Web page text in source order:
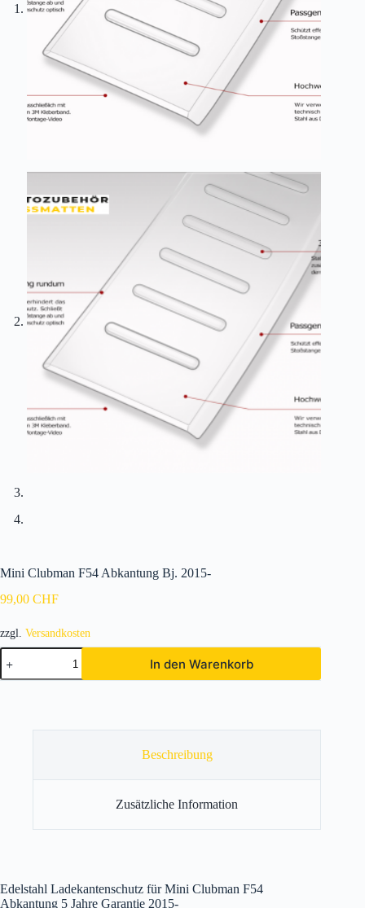
Mini Clubman F54 Abkantung Bj. 2015-
99,00 CHF
zzgl. Versandkosten
Mini
Clubman
F54
In den Warenkorb
Beschreibung
Zusätzliche Information
Edelstahl Ladekantenschutz für Mini Clubman F54
Abkantung 5 Jahre Garantie 2015-